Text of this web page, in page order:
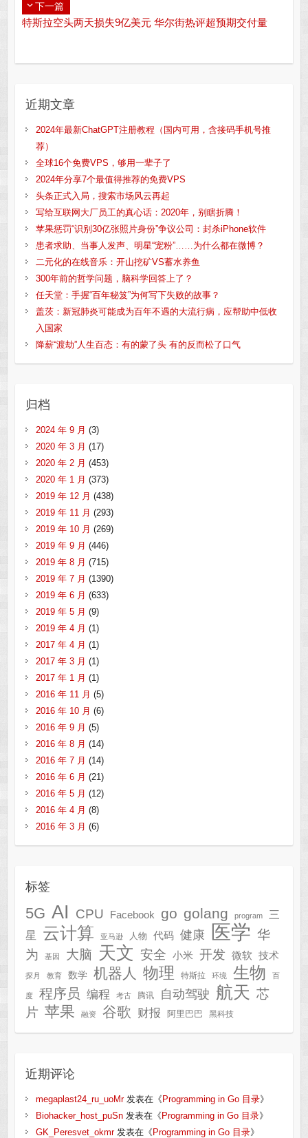
下一篇
特斯拉空头两天损失9亿美元 华尔街热评超预期交付量
近期文章
2024年最新ChatGPT注册教程（国内可用，含接码手机号推
荐）
全球16个免费VPS，够用一辈子了
2024年分享7个最值得推荐的免费VPS
头条正式入局，搜索市场风云再起
写给互联网大厂员工的真心话：2020年，别瞎折腾！
苹果惩罚“识别30亿张照片身份”争议公司：封杀iPhone软件
患者求助、当事人发声、明星“宠粉”……为什么都在微博？
二元化的在线音乐：开山挖矿VS蓄水养鱼
300年前的哲学问题，脑科学回答上了？
任天堂：手握“百年秘笈”为何写下失败的故事？
盖茨：新冠肺炎可能成为百年不遇的大流行病，应帮助中低收
入国家
降薪“渡劫”人生百态：有的蒙了头 有的反而松了口气
归档
2024 年 9 月 (3)
2020 年 3 月 (17)
2020 年 2 月 (453)
2020 年 1 月 (373)
2019 年 12 月 (438)
2019 年 11 月 (293)
2019 年 10 月 (269)
2019 年 9 月 (446)
2019 年 8 月 (715)
2019 年 7 月 (1390)
2019 年 6 月 (633)
2019 年 5 月 (9)
2019 年 4 月 (1)
2017 年 4 月 (1)
2017 年 3 月 (1)
2017 年 1 月 (1)
2016 年 11 月 (5)
2016 年 10 月 (6)
2016 年 9 月 (5)
2016 年 8 月 (14)
2016 年 7 月 (14)
2016 年 6 月 (21)
2016 年 5 月 (12)
2016 年 4 月 (8)
2016 年 3 月 (6)
标签
5G AI CPU Facebook go golang program
三
星
云计算 亚马逊 人物 代码 健康 医学 华
为
基因 大脑 天文 安全 小米 开发 微软 技术
探月 教育 数学 机器人 物理 特斯拉 环境 生物 百
度 程序员 编程 考古 腾讯 自动驾驶 航天 芯
片 苹果 融资 谷歌 财报 阿里巴巴 黑科技
近期评论
megaplast24_ru_uoMr发表在《 Programming in Go 目录》
Biohacker_host_puSn发表在《 Programming in Go 目录》
GK_Peresvet_okmr发表在《 Programming in Go 目录》